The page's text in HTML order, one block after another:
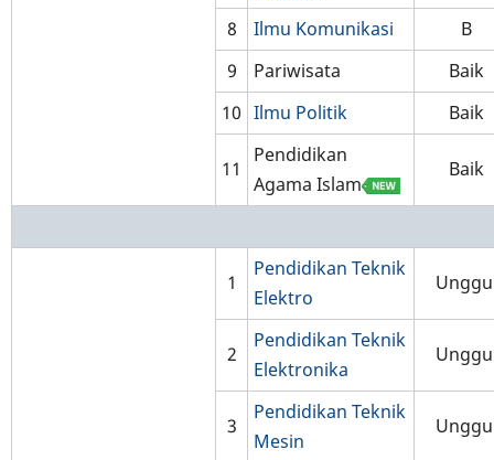
8 Ilmu Komunikasi
B
9
Pariwisata
Baik
10 Ilmu Politik Baik
11
Pendidikan
Agama Islam
Baik
1
Pendidikan Teknik
Elektro
2
Pendidikan Teknik
Elektronika
3
Pendidikan Teknik
Mesin